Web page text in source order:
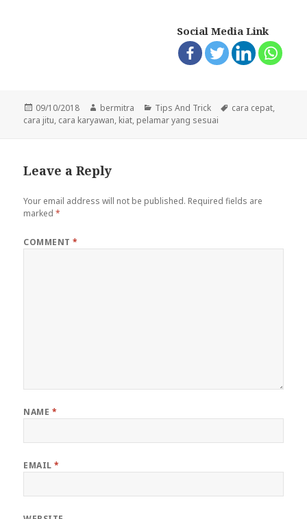
Social Media Link
Posted
on
09/10/2018 Author
bermitra Categories
Tips And Trick Tags
cara cepat,
cara jitu, cara karyawan, kiat, pelamar yang sesuai
Leave a Reply
Your email address will not be published. Required fields are
marked*
COMMENT*
NAME *
EMAIL*